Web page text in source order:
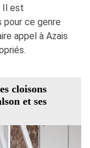
Il est
ce genre
appel à Azais
cloisons
et ses